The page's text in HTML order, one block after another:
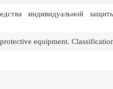
индивидуальной
equipment.